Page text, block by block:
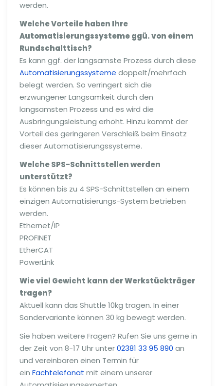
werden.
Welche Vorteile haben Ihre
Automatisierungssysteme ggü. von einem
Rundschalttisch?
Es kann ggf. der langsamste Prozess durch diese
Automatisierungssysteme doppelt/mehrfach
belegt werden. So verringert sich die
erzwungener Langsamkeit durch den
langsamsten Prozess und es wird die
Ausbringungsleistung erhöht. Hinzu kommt der
Vorteil des geringeren Verschleiß beim Einsatz
dieser Automatisierungssysteme.
Welche SPS-Schnittstellen werden
unterstützt?
Es können bis zu 4 SPS-Schnittstellen an einem
einzigen Automatisierungs-System betrieben
werden.
Ethernet/IP
PROFINET
EtherCAT
PowerLink
Wie viel Gewicht kann der Werkstückträger
tragen?
Aktuell kann das Shuttle 10kg tragen. In einer
Sondervariante können 30 kg bewegt werden.
Sie haben weitere Fragen? Rufen Sie uns gerne in
der Zeit von 8-17 Uhr unter02381 33 95 890 an
und vereinbaren einen Termin für
ein Fachtelefonat mit einem unserer